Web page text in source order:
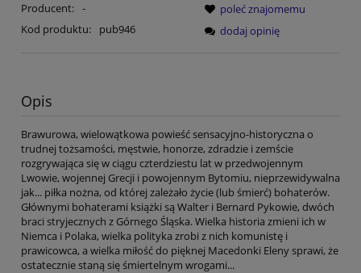
Producent: -
Kod produktu:
pub946
poleć znajomemu
dodaj opinię
Opis
Brawurowa, wielowątkowa powieść sensacyjno-historyczna o
trudnej tożsamości, męstwie, honorze, zdradzie i zemście
rozgrywająca się w ciągu czterdziestu lat w przedwojennym
Lwowie, wojennej Grecji i powojennym Bytomiu, nieprzewidywalna
jak... piłka nożna, od której zależało życie (lub śmierć) bohaterów.
Głównymi bohaterami książki są Walter i Bernard Pykowie, dwóch
braci stryjecznych z Górnego Śląska. Wielka historia zmieni ich w
Niemca i Polaka, wielka polityka zrobi z nich komunistę i
prawicowca, a wielka miłość do pięknej Macedonki Eleny sprawi, że
ostatecznie staną się śmiertelnym wrogami...